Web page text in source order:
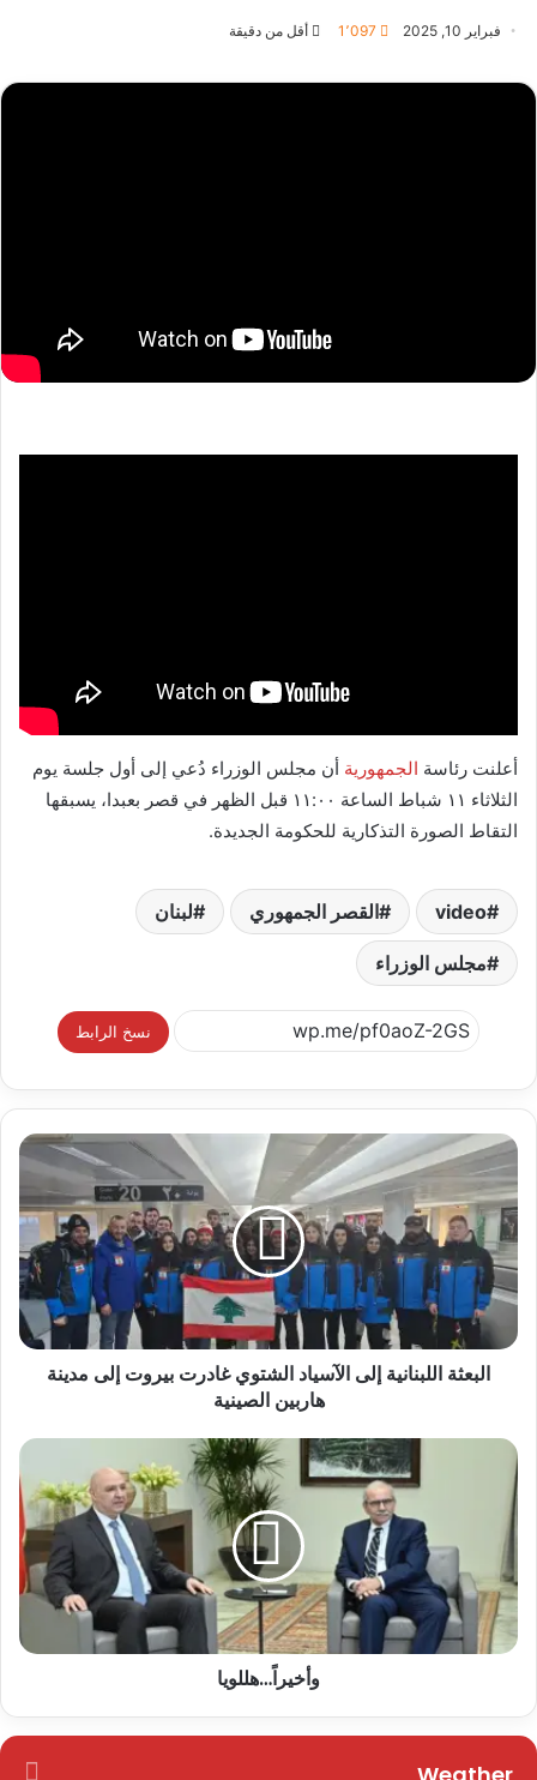
فبراير 10, 2025 1٬097 أقل من دقيقة
أعلنت رئاسة الجمهورية أن مجلس الوزراء دُعي إلى أول جلسة يوم
الثلاثاء ١١ شباط الساعة ١١:٠٠ قبل الظهر في قصر بعبدا، يسبقها
التقاط الصورة التذكارية للحكومة الجديدة.
video القصر الجمهوري لبنان
مجلس الوزراء
نسخ الرابط
البعثة اللبنانية إلى الآسياد الشتوي غادرت بيروت إلى مدينة
هاربين الصينية
وأخيراً…هللويا